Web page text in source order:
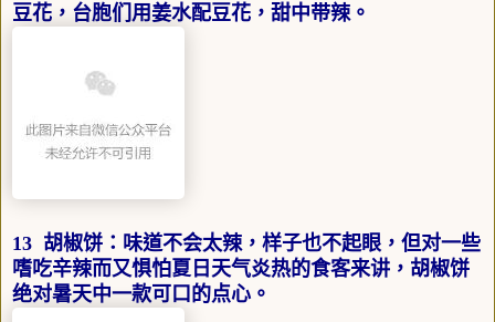
豆花，台胞们用姜水配豆花，甜中带辣。
13 胡椒饼：味道不会太辣，样子也不起眼，但对一些
嗜吃辛辣而又惧怕夏日天气炎热的食客来讲，胡椒饼
绝对暑天中一款可口的点心。